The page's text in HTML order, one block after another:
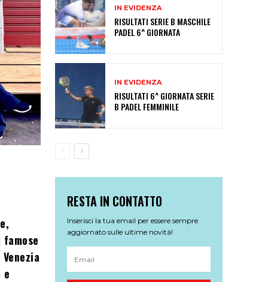
e
IN EVIDENZA
RISULTATI SERIE B MASCHILE
PADEL 6^ GIORNATA
IN EVIDENZA
RISULTATI 6^ GIORNATA SERIE
B PADEL FEMMINILE
RESTA IN CONTATTO
Inserisci la tua email per essere sempre
aggiornato sulle ultime novità!